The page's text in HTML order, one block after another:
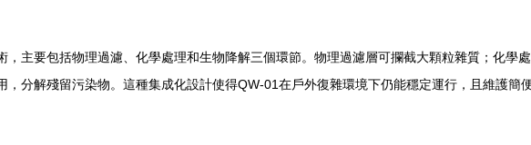
，主要包括物理過濾、化學處理和生物降解三個環節。物理過濾層可攔截大顆粒雜質；化學
分解殘留污染物。這種集成化設計使得QW-01在戶外復雜環境下仍能穩定運行，且維護簡便